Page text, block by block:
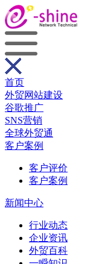
首页
外贸网站建设
谷歌推广
SNS营销
全球外贸通
客户案例
客户评价
客户案例
新闻中心
行业动态
企业资讯
外贸百科